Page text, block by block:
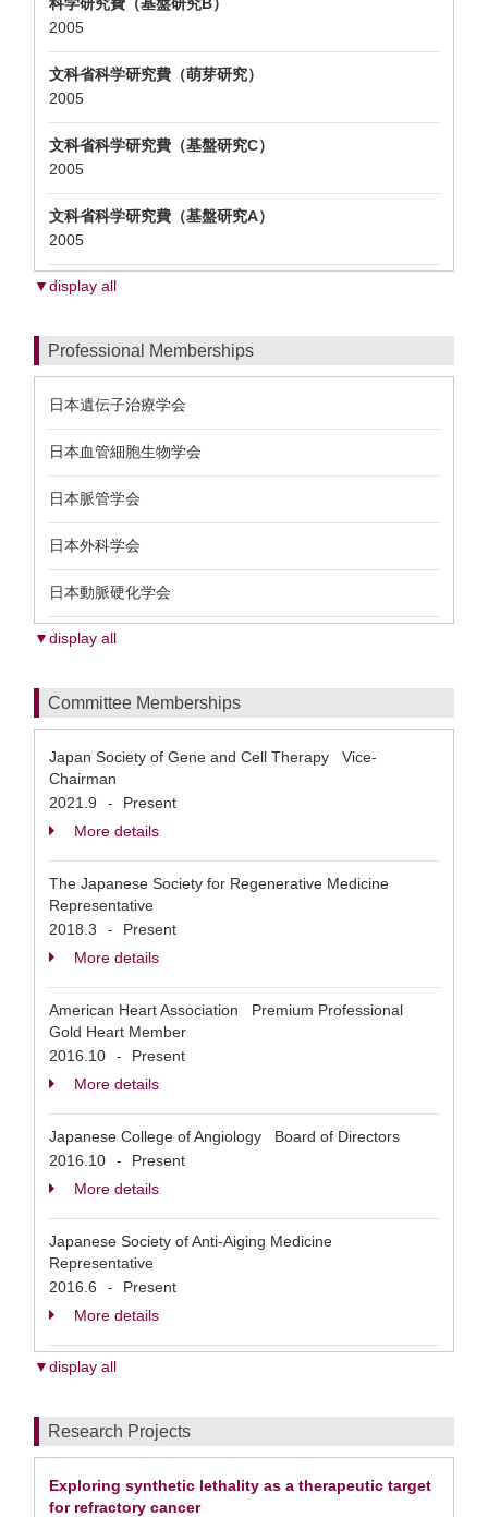
2005
文科省科学研究費（萌芽研究）
2005
文科省科学研究費（基盤研究C）
2005
文科省科学研究費（基盤研究A）
2005
▼display all
Professional Memberships
日本遺伝子治療学会
日本血管細胞生物学会
日本脈管学会
日本外科学会
日本動脈硬化学会
▼display all
Committee Memberships
Japan Society of Gene and Cell Therapy Vice-
Chairman
2021.9
-
Present
More details
The Japanese Society for Regenerative Medicine
Representative
2018.3
-
Present
More details
American Heart Association Premium Professional
Gold Heart Member
2016.10
-
Present
More details
Japanese College of Angiology Board of Directors
2016.10
-
Present
More details
Japanese Society of Anti-Aiging Medicine
Representative
2016.6
-
Present
More details
▼display all
Research Projects
Exploring synthetic lethality as a therapeutic target
for refractory cancer